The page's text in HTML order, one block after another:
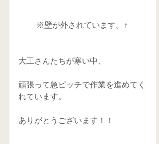
※壁が外されています。↑
大工さんたちが寒い中、
頑張って急ピッチで作業を進めてく
れています。
ありがとうございます！！